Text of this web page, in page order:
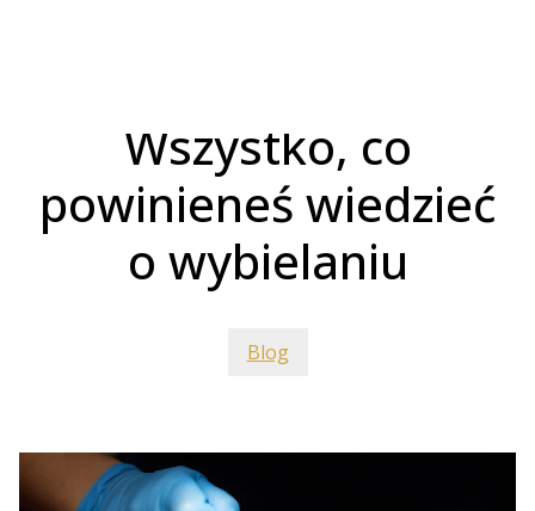
Wszystko, co
powinieneś wiedzieć
o wybielaniu
Blog